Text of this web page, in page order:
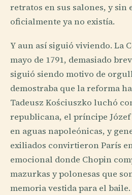
retratos en sus salones, y sin
oficialmente ya no existía.
Y aun así siguió viviendo. La
mayo de 1791, demasiado
siguió siendo motivo de
demostraba que la reforma
Tadeusz Kościuszko luchó
republicana, el príncipe
en aguas napoleónicas, y
exiliados convirtieron París
emocional donde Chopin
mazurkas y polonesas que
memoria vestida para el baile.